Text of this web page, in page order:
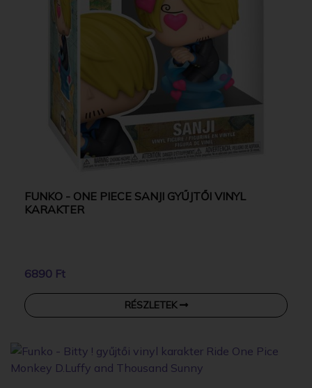
FUNKO - ONE PIECE SANJI GYŰJTŐI VINYL
KARAKTER
6890 Ft
RÉSZLETEK